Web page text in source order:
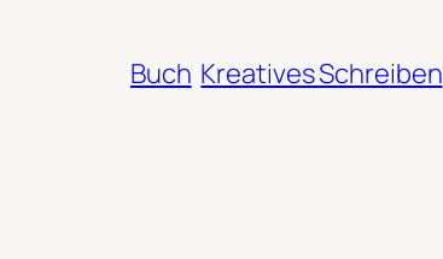
Buch Kreatives Schreiben